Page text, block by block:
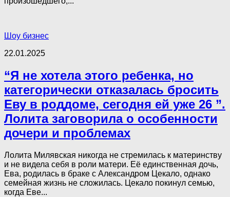
Шоу бизнес
22.01.2025
“Я не хотела этого ребенка, но
категорически отказалась бросить
Еву в роддоме, сегодня ей уже 26 ”.
Лолита заговорила о особенности
дочери и проблемах
Лолита Милявская никогда не стремилась к материнству
и не видела себя в роли матери. Её единственная дочь,
Ева, родилась в браке с Александром Цекало, однако
семейная жизнь не сложилась. Цекало покинул семью,
когда Еве...